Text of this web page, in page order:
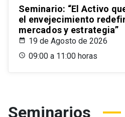
Seminario: “El Activo
el envejecimiento
mercados y estrategia”
19 de Agosto de 2026
09:00 a 11:00 horas
Seminarios